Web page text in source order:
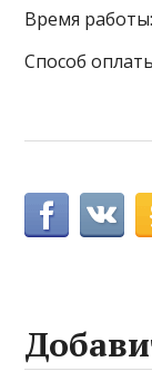
Время
Способ